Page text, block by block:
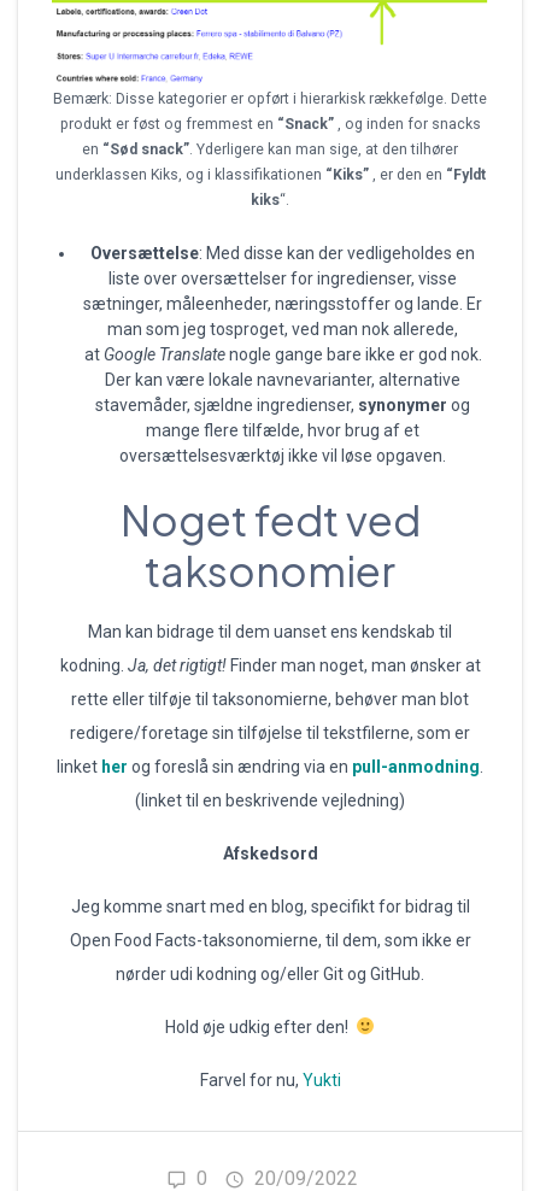
Bemærk: Disse kategorier er opført i hierarkisk rækkefølge. Dette
produkt er føst og fremmest en “Snack”, og inden for snacks
en “Sød snack”. Yderligere kan man sige, at den tilhører
underklassen Kiks, og i klassifikationen “Kiks”, er den en “Fyldt
kiks“.
Oversættelse: Med disse kan der vedligeholdes en
liste over oversættelser for ingredienser, visse
sætninger, måleenheder, næringsstoffer og lande. Er
man som jeg tosproget, ved man nok allerede,
at Google Translatenogle gange bare ikke er god nok.
Der kan være lokale navnevarianter, alternative
stavemåder, sjældne ingredienser, synonymer og
mange flere tilfælde, hvor brug af et
oversættelsesværktøj ikke vil løse opgaven.
Noget fedt ved
taksonomier
Man kan bidrage til dem uanset ens kendskab til
kodning. Ja, det rigtigt!Finder man noget, man ønsker at
rette eller tilføje til taksonomierne, behøver man blot
redigere/foretage sin tilføjelse til tekstfilerne, som er
linket her og foreslå sin ændring via en pull-anmodning
(linket til en beskrivende vejledning)
Afskedsord
Jeg komme snart med en blog, specifikt for bidrag til
Open Food Facts-taksonomierne, til dem, som ikke er
nørder udi kodning og/eller Git og GitHub.
Hold øje udkig efter den!
Farvel for nu, Yukti
0 20/09/2022